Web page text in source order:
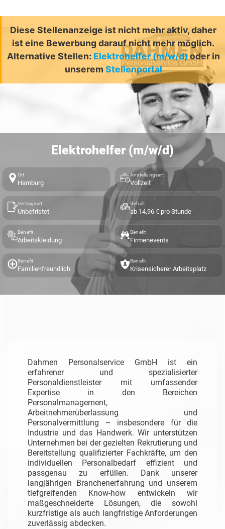
Diese Stellenanzeige ist nicht mehr aktiv, daher
ist eine Bewerbung darauf nicht mehr möglich.
Alternative Stellen: Elektrohelfer (m/w/d) oder in
unserem Stellenportal
Elektrohelfer (m/w/d)
Ort
Hamburg
Anstellungsart
Vollzeit
Vertragsart
Unbefristet
Gehalt
ab 14,96 € pro Stunde
Benefit
Arbeitskleidung
Benefit
Firmenevents
Benefit
Familienfreundlich
Benefit
Krisensicherer Arbeitsplatz
Dahmen Personalservice GmbH ist ein
erfahrener und spezialisierter
Personaldienstleister mit umfassender
Expertise in den Bereichen
Personalmanagement,
Arbeitnehmerüberlassung und
Personalvermittlung – insbesondere für die
Industrie und das Handwerk.Wir unterstützen
Unternehmen bei der gezielten Rekrutierung und
Bereitstellung qualifizierter Fachkräfte, um den
individuellen Personalbedarf effizient und
passgenau zu erfüllen. Dank unserer
langjährigen Branchenerfahrung und unserem
tiefgreifenden Know-how entwickeln wir
maßgeschneiderte Lösungen, die sowohl
kurzfristige als auch langfristige Anforderungen
zuverlässig abdecken.